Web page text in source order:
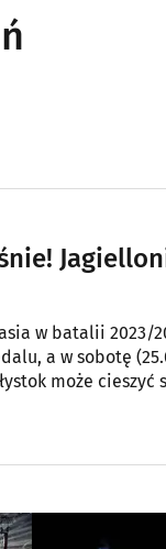
w batalii 2023/
a w sobotę
może